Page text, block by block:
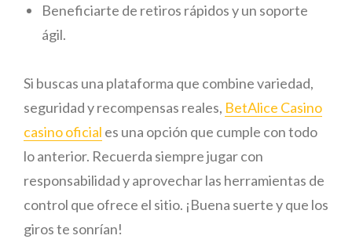
Beneficiarte de retiros rápidos y un soporte
ágil.
Si buscas una plataforma que combine variedad,
seguridad y recompensas reales, BetAlice Casino
casino oficial es una opción que cumple con todo
lo anterior. Recuerda siempre jugar con
responsabilidad y aprovechar las herramientas de
control que ofrece el sitio. ¡Buena suerte y que los
giros te sonrían!